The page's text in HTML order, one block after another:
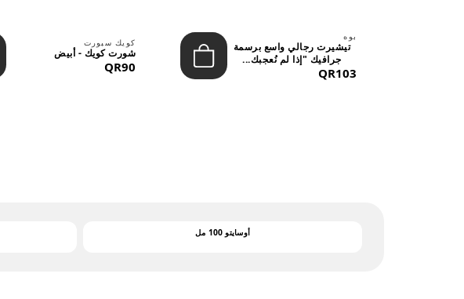
بوه
تيشيرت رجالي واسع برسمة
جرافيك "إذا لم نُعجبك...
QR103
كويك سبورت
شورت كويك - أبيض
QR90
أوسايتو 100 مل